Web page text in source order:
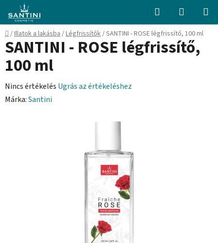
fő
tartalomhoz
Keresés KOSÁR
Kezdőlap
/Illatok a lakásba/Légfrissítők/SANTINI - ROSE légfrissítő, 100 ml
SANTINI - ROSE légfrissítő,
100 ml
A
termék
Nincs értékelés Ugrás az értékeléshez
Márka:Santini